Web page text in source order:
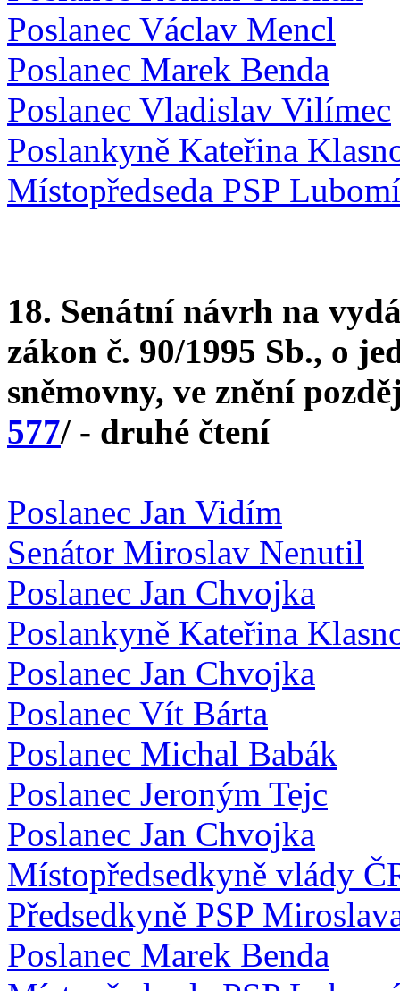
Poslanec Václav Mencl
Poslanec Marek Benda
Poslanec Vladislav Vilímec
Poslankyně Kateřina
Místopředseda PSP
18. Senátní návrh na
zákon č. 90/1995 Sb., o
sněmovny, ve znění
577/ - druhé čtení
Poslanec Jan Vidím
Senátor Miroslav Nenutil
Poslanec Jan Chvojka
Poslankyně Kateřina
Poslanec Jan Chvojka
Poslanec Vít Bárta
Poslanec Michal Babák
Poslanec Jeroným Tejc
Poslanec Jan Chvojka
Místopředsedkyně vlády
Předsedkyně PSP
Poslanec Marek Benda